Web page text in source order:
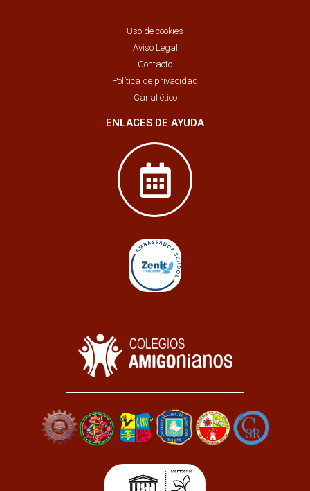
Uso de cookies
Aviso Legal
Contacto
Política de privacidad
Canal ético
ENLACES DE AYUDA